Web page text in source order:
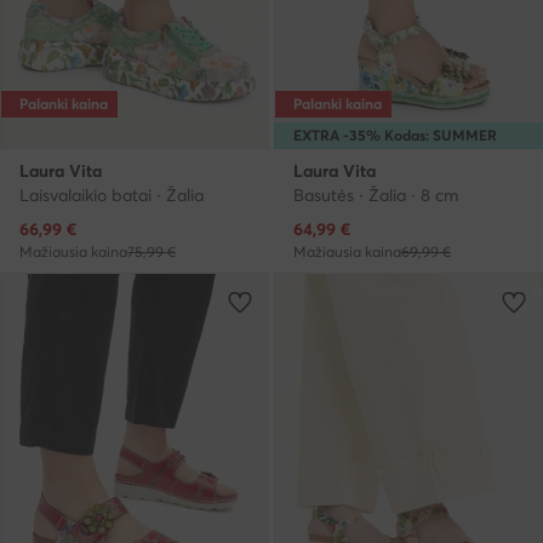
Palanki kaina
Laura Vita
Laisvalaikio batai · Žalia
Dabartinė kaina
66,99 €
Mažiausia kaina75,99 €
EXTRA -35% Kodas: SUMMER
Palanki kaina
Laura Vita
Basutės · Žalia · 8 cm
Dabartinė kaina
64,99 €
Mažiausia kaina69,99 €